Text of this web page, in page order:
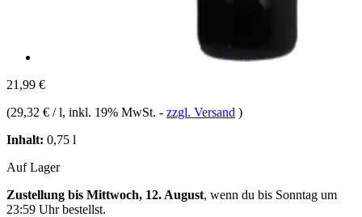
21,99 €
(29,32 € / l, inkl. 19% MwSt. - zzgl. Versand )
Inhalt: 0,75 l
Auf Lager
Zustellung bis Mittwoch, 12. August, wenn du bis Sonntag um
23:59 Uhrbestellst.